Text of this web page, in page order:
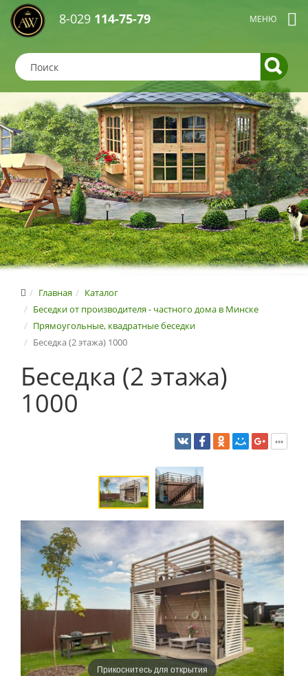
8-029 114-75-79
Главная
Каталог
Беседки от производителя - частного дома в Минске
Прямоугольные, квадратные беседки
Беседка (2 этажа) 1000
Беседка (2 этажа)
1000
Прикоснитесь для открытия